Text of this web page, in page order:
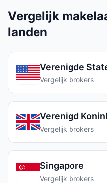
Vergelijk
landen
Verenigde
Vergelijk brokers
Verenigd
Vergelijk brokers
Singapore
Vergelijk brokers